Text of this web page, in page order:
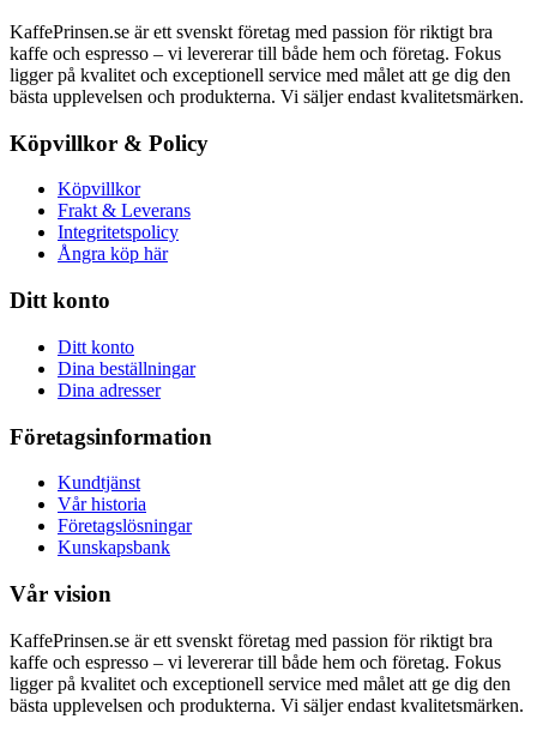
KaffePrinsen.se är ett svenskt företag med passion för riktigt bra
kaffe och espresso – vi levererar till både hem och företag. Fokus
ligger på kvalitet och exceptionell service med målet att ge dig den
bästa upplevelsen och produkterna. Vi säljer endast kvalitetsmärken.
Köpvillkor & Policy
Köpvillkor
Frakt & Leverans
Integritetspolicy
Ångra köp här
Ditt konto
Ditt konto
Dina beställningar
Dina adresser
Företagsinformation
Kundtjänst
Vår historia
Företagslösningar
Kunskapsbank
Vår vision
KaffePrinsen.se är ett svenskt företag med passion för riktigt bra
kaffe och espresso – vi levererar till både hem och företag. Fokus
ligger på kvalitet och exceptionell service med målet att ge dig den
bästa upplevelsen och produkterna. Vi säljer endast kvalitetsmärken.